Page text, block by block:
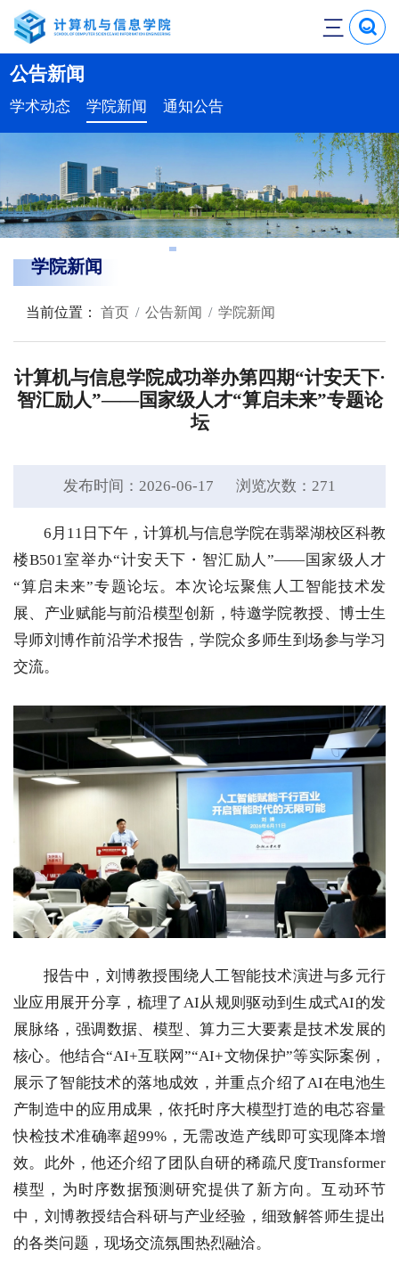
三
公告新闻
学术动态 学院新闻 通知公告
学院新闻
当前位置： 首页 公告新闻 学院新闻
计算机与信息学院成功举办第四期“计安天下·
智汇励人”——国家级人才“算启未来”专题论
坛
发布时间：2026-06-17 浏览次数： 271
6月11日下午，计算机与信息学院在翡翠湖校区科教
楼B501室举办“计安天下・智汇励人”——国家级人才
“算启未来”专题论坛。本次论坛聚焦人工智能技术发
展、产业赋能与前沿模型创新，特邀学院教授、博士生
导师刘博作前沿学术报告，学院众多师生到场参与学习
交流。
报告中，刘博教授围绕人工智能技术演进与多元行
业应用展开分享，梳理了AI从规则驱动到生成式AI的发
展脉络，强调数据、模型、算力三大要素是技术发展的
核心。他结合“AI+互联网”“AI+文物保护”等实际案例，
展示了智能技术的落地成效，并重点介绍了AI在电池生
产制造中的应用成果，依托时序大模型打造的电芯容量
快检技术准确率超99%，无需改造产线即可实现降本增
效。此外，他还介绍了团队自研的稀疏尺度Transformer
模型，为时序数据预测研究提供了新方向。互动环节
中，刘博教授结合科研与产业经验，细致解答师生提出
的各类问题，现场交流氛围热烈融洽。